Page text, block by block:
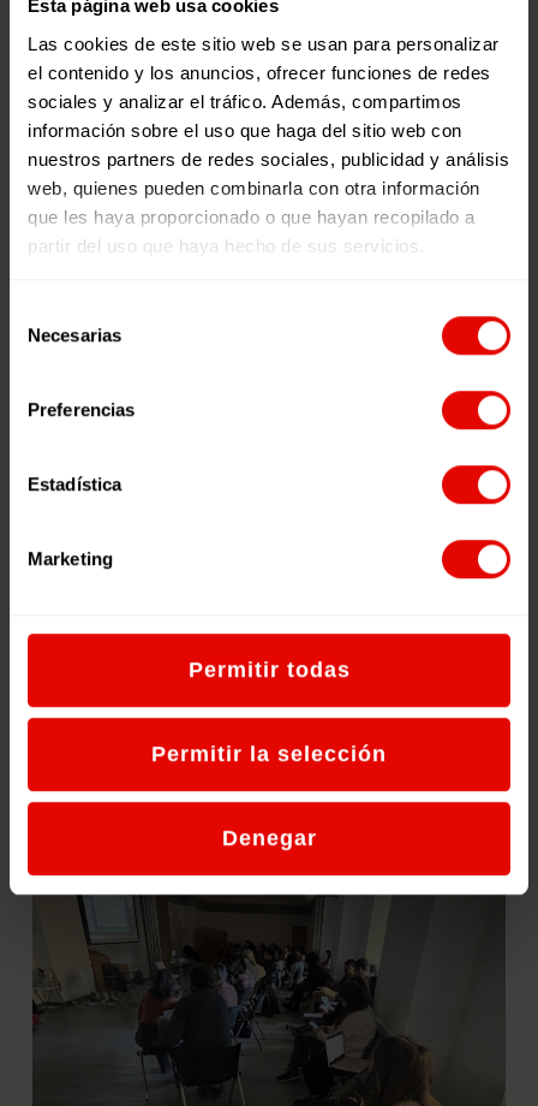
Esta página web usa cookies
Las cookies de este sitio web se usan para personalizar
el contenido y los anuncios, ofrecer funciones de redes
sociales y analizar el tráfico. Además, compartimos
información sobre el uso que haga del sitio web con
nuestros partners de redes sociales, publicidad y análisis
web, quienes pueden combinarla con otra información
que les haya proporcionado o que hayan recopilado a
partir del uso que haya hecho de sus servicios.
Necesarias
Preferencias
Estadística
Marketing
Permitir todas
Permitir la selección
Denegar
11 y 14 de junio: SAVE THE DATE
WebQuest” y aprende sobre migraciones
climáticas en el Día Mundial del Refugiado Desde
20 de mayo de 2024